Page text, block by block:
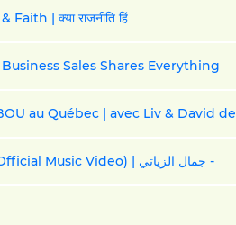
| क्या राजनीति हिं
Sales Shares Everything
au Québec | avec Liv & David de
70298 | Jamal Eziati - Ara Lbab A Jawad (Official Music Video) | جمال الزياتي -